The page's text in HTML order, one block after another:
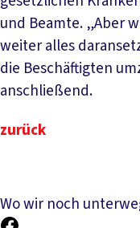
und Beamte. „Aber
weiter alles
die Beschäftigten
anschließend.
zurück
Wo wir noch